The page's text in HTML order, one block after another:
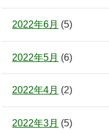
2022年6月 (5)
2022年5月 (6)
2022年4月 (2)
2022年3月 (5)